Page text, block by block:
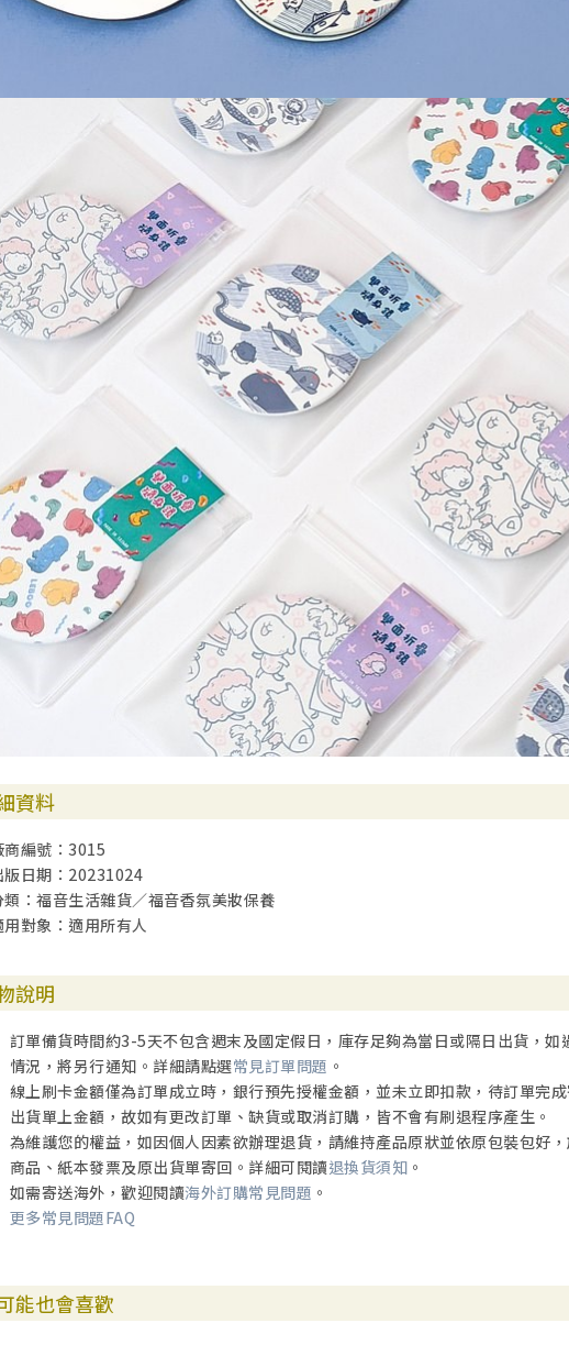
資料
商編號：3015
版日期：20231024
類：福音生活雜貨／福音香氛美妝保養
用對象：適用所有人
說明
訂單備貨時間約3-5天不包含週末及國定假日，庫存足夠為當日或隔日出貨，
情況，將另行通知。詳細請點選常見訂單問題 。
線上刷卡金額僅為訂單成立時，銀行預先授權金額，並未立即扣款，待訂單完
出貨單上金額，故如有更改訂單、缺貨或取消訂購，皆不會有刷退程序產生。
為維護您的權益，如因個人因素欲辦理退貨，請維持產品原狀並依原包裝包好
商品、紙本發票及原出貨單寄回。詳細可閱讀退換貨須知 。
如需寄送海外，歡迎閱讀海外訂購常見問題 。
更多常見問題FAQ
能也會喜歡